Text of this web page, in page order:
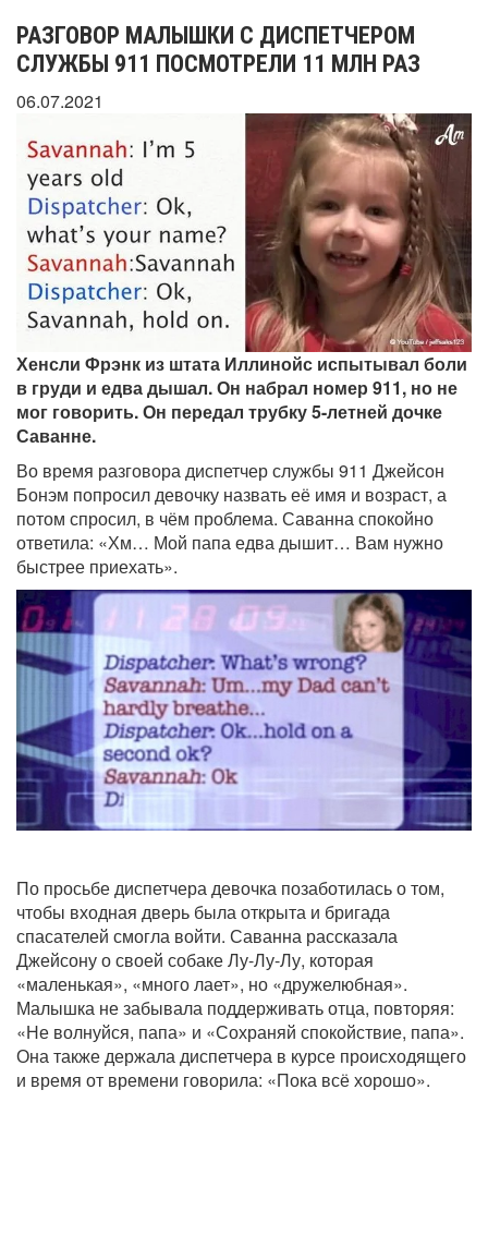
РАЗГОВОР МАЛЫШКИ С ДИСПЕТЧЕРОМ
СЛУЖБЫ 911 ПОСМОТРЕЛИ 11 МЛН РАЗ
06.07.2021
Хенсли Фрэнк из штата Иллинойс испытывал боли
в груди и едва дышал. Он набрал номер 911, но не
мог говорить. Он передал трубку 5-летней дочке
Саванне.
Во время разговора диспетчер службы 911 Джейсон
Бонэм попросил девочку назвать её имя и возраст, а
потом спросил, в чём проблема. Саванна спокойно
ответила: «Хм… Мой папа едва дышит… Вам нужно
быстрее приехать».
По просьбе диспетчера девочка позаботилась о том,
чтобы входная дверь была открыта и бригада
спасателей смогла войти. Саванна рассказала
Джейсону о своей собаке Лу-Лу-Лу, которая
«маленькая», «много лает», но «дружелюбная».
Малышка не забывала поддерживать отца, повторяя:
«Не волнуйся, папа» и «Сохраняй спокойствие, папа».
Она также держала диспетчера в курсе происходящего
и время от времени говорила: «Пока всё хорошо».